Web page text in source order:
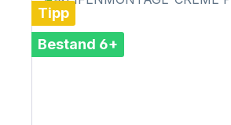
Tipp
Bestand 6+